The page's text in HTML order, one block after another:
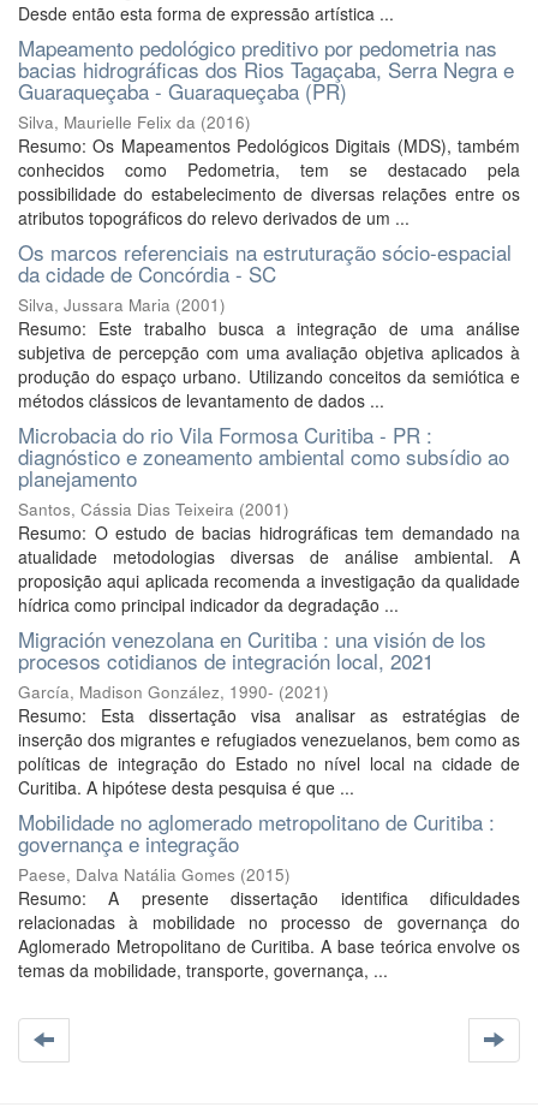
Desde então esta forma de expressão artística ...
Mapeamento pedológico preditivo por pedometria nas
bacias hidrográficas dos Rios Tagaçaba, Serra Negra e
Guaraqueçaba - Guaraqueçaba (PR)
Silva, Maurielle Felix da (2016)
Resumo: Os Mapeamentos Pedológicos Digitais (MDS), também
conhecidos como Pedometria, tem se destacado pela
possibilidade do estabelecimento de diversas relações entre os
atributos topográficos do relevo derivados de um ...
Os marcos referenciais na estruturação sócio-espacial
da cidade de Concórdia - SC
Silva, Jussara Maria (2001)
Resumo: Este trabalho busca a integração de uma análise
subjetiva de percepção com uma avaliação objetiva aplicados à
produção do espaço urbano. Utilizando conceitos da semiótica e
métodos clássicos de levantamento de dados ...
Microbacia do rio Vila Formosa Curitiba - PR :
diagnóstico e zoneamento ambiental como subsídio ao
planejamento
Santos, Cássia Dias Teixeira (2001)
Resumo: O estudo de bacias hidrográficas tem demandado na
atualidade metodologias diversas de análise ambiental. A
proposição aqui aplicada recomenda a investigação da qualidade
hídrica como principal indicador da degradação ...
Migración venezolana en Curitiba : una visión de los
procesos cotidianos de integración local, 2021
García, Madison González, 1990- (2021)
Resumo: Esta dissertação visa analisar as estratégias de
inserção dos migrantes e refugiados venezuelanos, bem como as
políticas de integração do Estado no nível local na cidade de
Curitiba. A hipótese desta pesquisa é que ...
Mobilidade no aglomerado metropolitano de Curitiba :
governança e integração
Paese, Dalva Natália Gomes (2015)
Resumo: A presente dissertação identifica dificuldades
relacionadas à mobilidade no processo de governança do
Aglomerado Metropolitano de Curitiba. A base teórica envolve os
temas da mobilidade, transporte, governança, ...